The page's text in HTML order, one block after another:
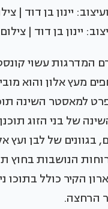
יינון בן דוד |
המדרגות עשוי
מעץ אלון והוא
למאסטר השינה
של בני הזוג תוכנן
בגוונים של לבן ועץ
הנושבות בחוץ
ארון הקיר כולל בתוכו
הרחצה.